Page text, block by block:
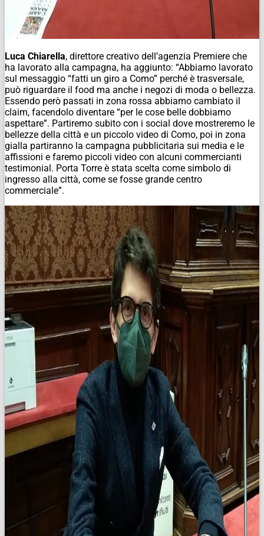
Luca Chiarella, direttore creativo dell’agenzia Premiere che
ha lavorato alla campagna, ha aggiunto: “Abbiamo lavorato
sul messaggio “fatti un giro a Como” perché è trasversale,
può riguardare il food ma anche i negozi di moda o bellezza.
Essendo però passati in zona rossa abbiamo cambiato il
claim, facendolo diventare “per le cose belle dobbiamo
aspettare”. Partiremo subito con i social dove mostreremo le
bellezze della città e un piccolo video di Como, poi in zona
gialla partiranno la campagna pubblicitaria sui media e le
affissioni e faremo piccoli video con alcuni commercianti
testimonial. Porta Torre è stata scelta come simbolo di
ingresso alla città, come se fosse grande centro
commerciale”.